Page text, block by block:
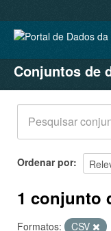
CONJUNTOS DE
ORGANIZAÇÕES
GRUPOS
SOBRE
Conjuntos de
Ordenar por
1 conjunto
Formatos: CSV